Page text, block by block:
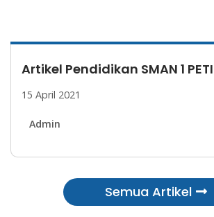
INFORMASI MPLS TAHUN 2022
07 Juli 2022
Admin
Semua Artikel